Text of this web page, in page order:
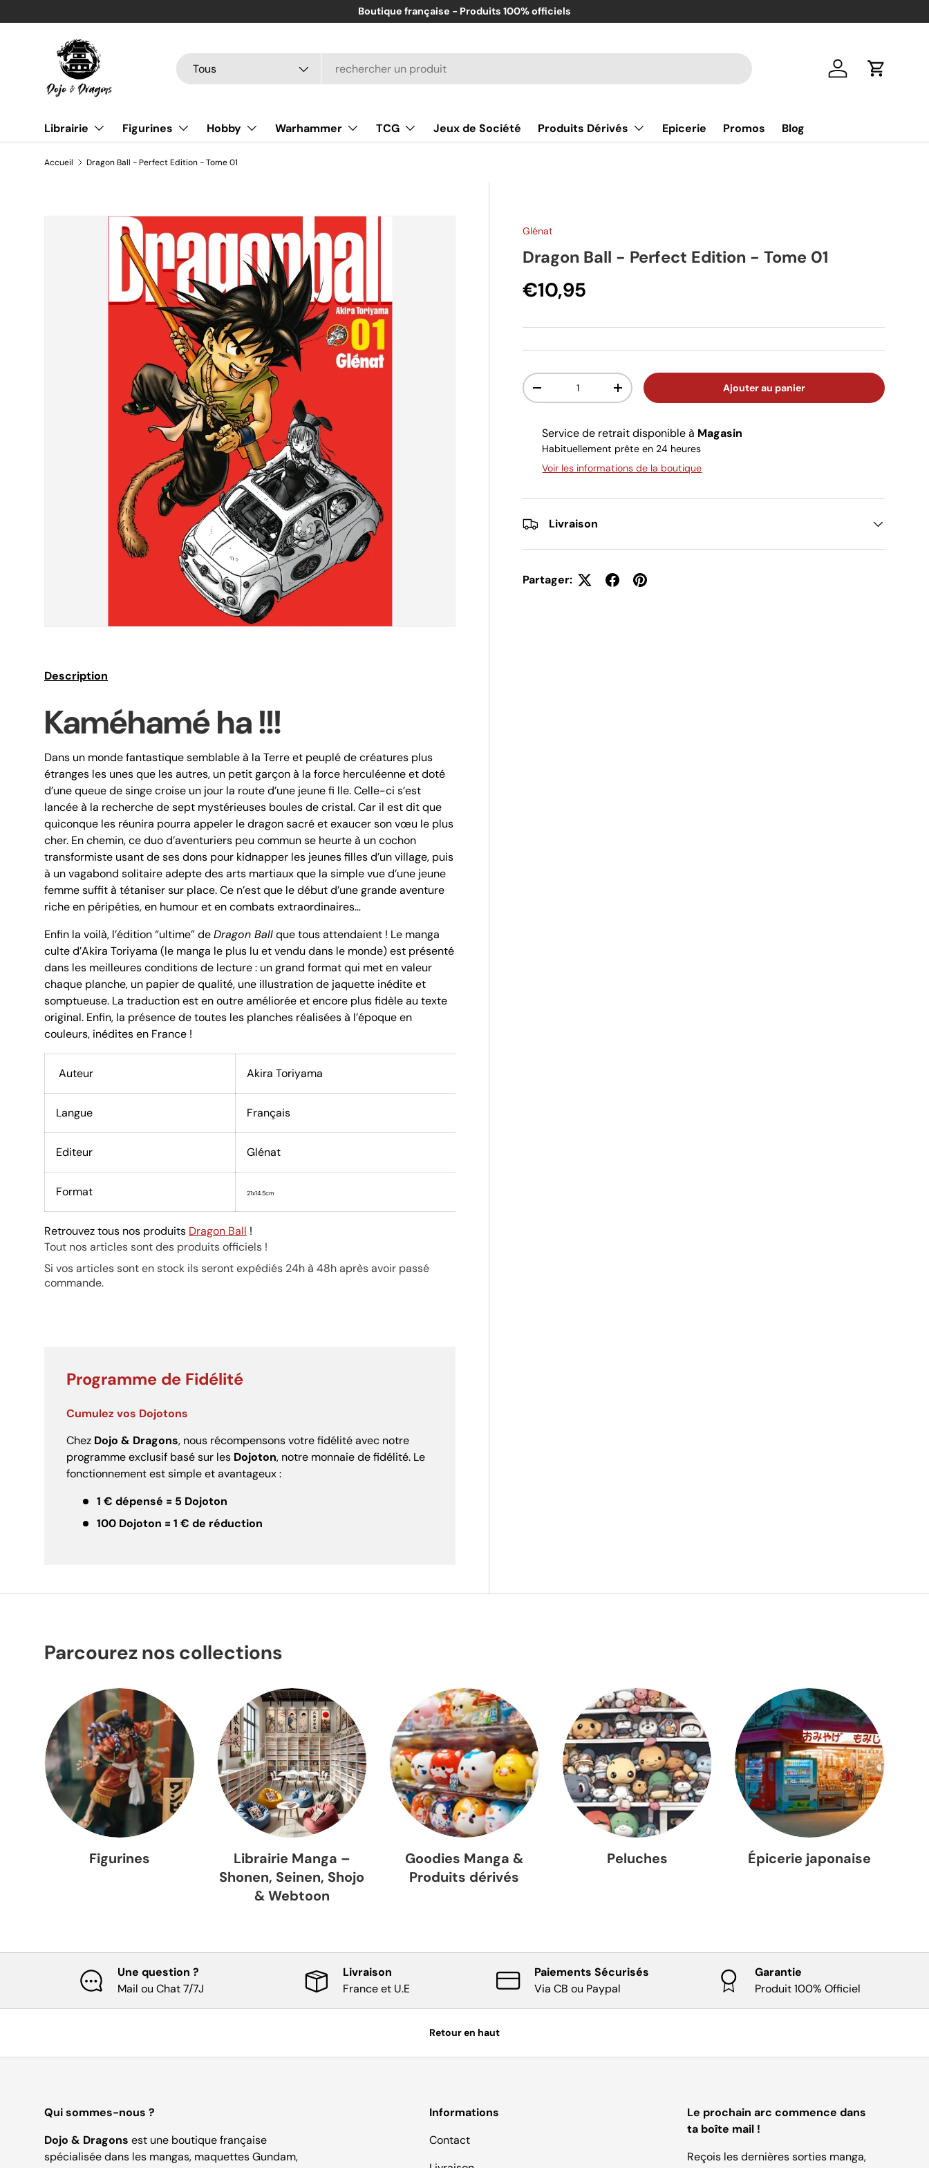
Aller au contenu
Boutique française - Produits 100% officiels
Recherche
Type de produit
Tous Se connecter
Panier
Librairie Figurines Hobby Warhammer TCG Jeux de Société Produits Dérivés Epicerie Promos Blog
Accueil Dragon Ball - Perfect Edition - Tome 01
Passer aux informations produits
Glénat
Dragon Ball - Perfect Edition - Tome 01
Prix habituel
€10,95
Qté
Diminuer la quantitéAugmenter la quantitéAjouter au panier
Service de retrait disponible à Magasin
Habituellement prête en 24 heures
Voir les informations de la boutique
Livraison
Partager:
Description
Kaméhamé ha !!!
Dans un monde fantastique semblable à la Terre et peuplé de créatures plus
étranges les unes que les autres, un petit garçon à la force herculéenne et doté
d’une queue de singe croise un jour la route d’une jeune fi lle. Celle-ci s’est
lancée à la recherche de sept mystérieuses boules de cristal. Car il est dit que
quiconque les réunira pourra appeler le dragon sacré et exaucer son vœu le plus
cher. En chemin, ce duo d’aventuriers peu commun se heurte à un cochon
transformiste usant de ses dons pour kidnapper les jeunes filles d’un village, puis
à un vagabond solitaire adepte des arts martiaux que la simple vue d’une jeune
femme suffit à tétaniser sur place. Ce n’est que le début d’une grande aventure
riche en péripéties, en humour et en combats extraordinaires…
Enfin la voilà, l’édition “ultime” deDragon Ballque tous attendaient ! Le manga
culte d’Akira Toriyama (le manga le plus lu et vendu dans le monde) est présenté
dans les meilleures conditions de lecture : un grand format qui met en valeur
chaque planche, un papier de qualité, une illustration de jaquette inédite et
somptueuse. La traduction est en outre améliorée et encore plus fidèle au texte
original. Enfin, la présence de toutes les planches réalisées à l’époque en
couleurs, inédites en France !
Auteur Akira Toriyama
Langue Français
Editeur Glénat
Format 21x14.5cm
Retrouvez tous nos produits Dragon Ball !
Tout nos articles sont des produits officiels !
Si vos articles sont en stock ils seront expédiés 24h à 48h après avoir passé
commande.
Programme de Fidélité
Cumulez vos Dojotons
Chez Dojo & Dragons, nous récompensons votre fidélité avec notre
programme exclusif basé sur les Dojoton, notre monnaie de fidélité. Le
fonctionnement est simple et avantageux :
1 € dépensé = 5 Dojoton
100 Dojoton = 1 € de réduction
Parcourez nos collections
Figurines
Librairie Manga –
Shonen, Seinen, Shojo
& Webtoon
Goodies Manga &
Produits dérivés
Peluches Épicerie japonaise
Une question ?
Mail ou Chat 7/7J
Livraison
France et U.E
Paiements Sécurisés
Via CB ou Paypal
Garantie
Produit 100% Officiel
Retour en haut
Qui sommes-nous ?
Dojo & Dragons est une boutique française
spécialisée dans les mangas, maquettes Gundam,
Informations
Contact
Le prochain arc commence dans
ta boîte mail !
Reçois les dernières sorties manga,